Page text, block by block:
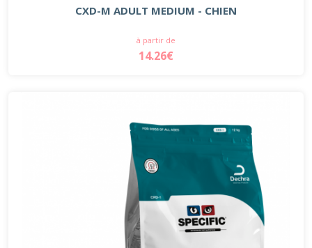
CXD-M ADULT MEDIUM - CHIEN
à partir de
14.26€